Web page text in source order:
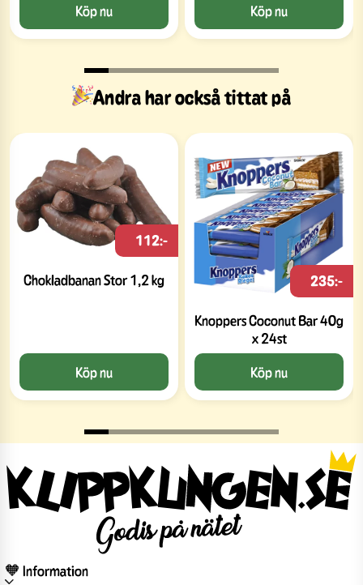
Köp nu Köp nu
Andra har också tittat på
Chokladbanan Stor 1,2 kg
112:-
Köp nu
Knoppers Coconut Bar 40g
x 24st
235:-
Köp nu
🧡 Information